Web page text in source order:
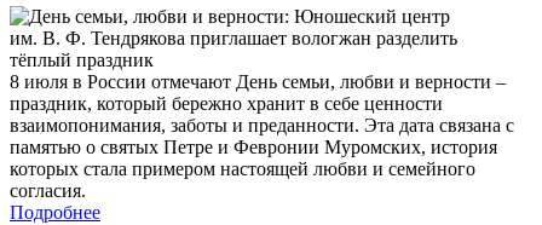
8 июля в России отмечают День семьи, любви и верности –
праздник, который бережно хранит в себе ценности
взаимопонимания, заботы и преданности. Эта дата связана с
памятью о святых Петре и Февронии Муромских, история
которых стала примером настоящей любви и семейного
согласия.
Подробнее